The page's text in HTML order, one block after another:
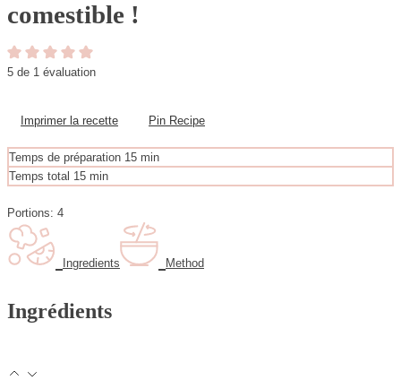
comestible !
5 de 1 évaluation
Imprimer la recette Pin Recipe
Temps de préparation 15m
n
t
e
min
Temps total 15m
e
min
Portions: 4
Ingredients Method
Ingrédients